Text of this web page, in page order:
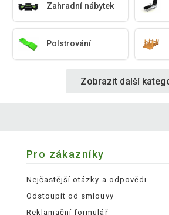
Zahradní nábytek
Polstrování
Zobrazit další
Pro zákazníky
Nejčastější otázky a odpovědi
Odstoupit od smlouvy
Reklamační formulář